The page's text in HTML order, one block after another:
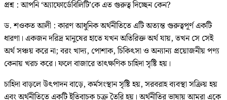
প্রশ্ন : আপনি ‘অ্যাফোর্ডেবিলিটি’কে এত গুরুত্ব দিচ্ছেন কেন?
ড. শওকত আলী : কারণ আধুনিক অর্থনীতিতে এটি অত্যন্ত গুরুত্বপূর্ণ একটি
ধারণা। একজন দরিদ্র মানুষের হাতে যখন অতিরিক্ত অর্থ যায়, তখন সে সেই
অর্থ সঞ্চয় করে না; বরং খাদ্য, পোশাক, চিকিৎসা ও অন্যান্য প্রয়োজনীয় পণ্য
কেনায় খরচ করে। ফলে বাজারে তাৎক্ষণিক চাহিদা সৃষ্টি হয়।
চাহিদা বাড়লে উৎপাদন বাড়ে, কর্মসংস্থান সৃষ্টি হয়, সরবরাহ ব্যবস্থা সক্রিয় হয়
এবং অর্থনীতিতে একটি ইতিবাচক চক্র তৈরি হয়। অর্থনীতির ভাষায় আমরা একে